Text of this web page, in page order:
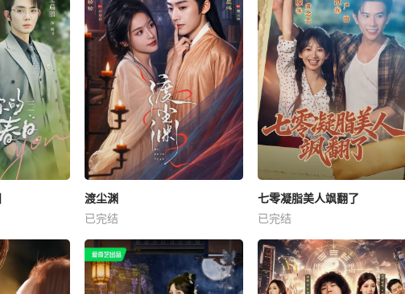
渡尘渊
已完结
七零凝脂美人飒翻了
已完结